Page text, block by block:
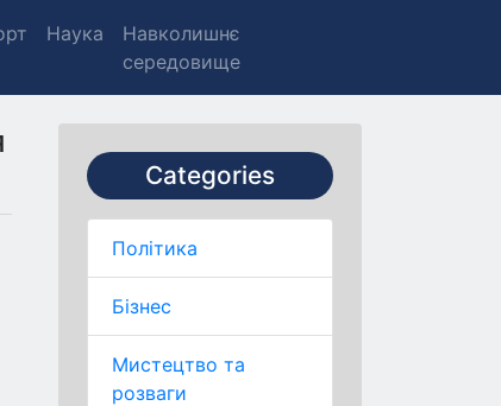
Наука
Навколишнє
середовище
Categories
Політика
Бізнес
Мистецтво та
розваги